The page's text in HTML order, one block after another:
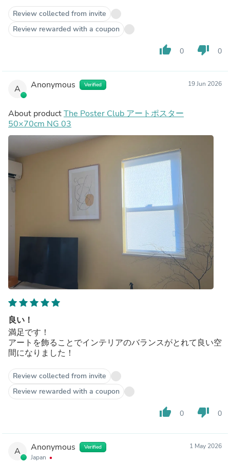
Review collected from invite
Review rewarded with a coupon
thumb_up 0 thumb_down 0
A Anonymous Verified 19 Jun 2026
About productThe Poster Club アートポスター
50×70cm NG 03
良い！
満足です！
アートを飾ることでインテリアのバランスがとれて良い空
間になりました！
Review collected from invite
Review rewarded with a coupon
thumb_up 0 thumb_down 0
A Anonymous Verified
Japan
1 May 2026